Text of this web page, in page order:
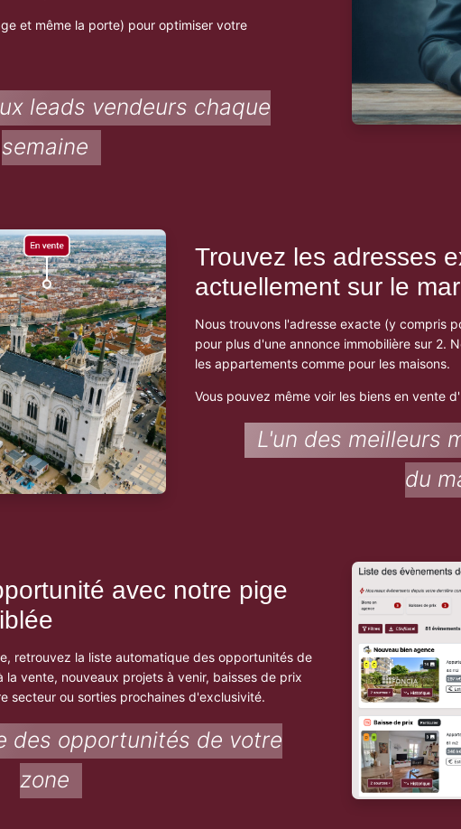
et même la porte) pour optimiser votre
leads vendeurs chaque
semaine
Trouvez les adresses
actuellement sur le
Nous trouvons l'adresse exacte (y compris
pour plus d'une annonce immobilière sur 2.
les appartements comme pour les maisons.
Vous pouvez même voir les biens en vente
L'un des meilleurs
du
avec notre pige
retrouvez la liste automatique des opportunités de
vente, nouveaux projets à venir, baisses de prix
secteur ou sorties prochaines d'exclusivité.
des opportunités de votre
zone